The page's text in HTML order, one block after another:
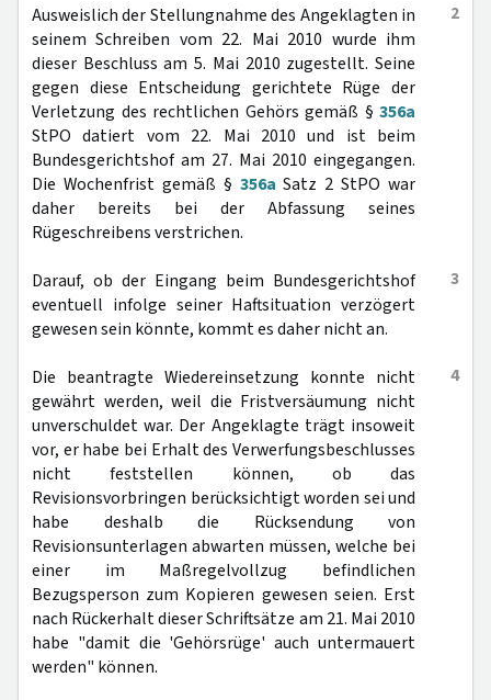
2
Ausweislich der Stellungnahme des Angeklagten in
seinem Schreiben vom 22. Mai 2010 wurde ihm
dieser Beschluss am 5. Mai 2010 zugestellt. Seine
gegen diese Entscheidung gerichtete Rüge der
Verletzung des rechtlichen Gehörs gemäß § 356a
StPO datiert vom 22. Mai 2010 und ist beim
Bundesgerichtshof am 27. Mai 2010 eingegangen.
Die Wochenfrist gemäß § 356a Satz 2 StPO war
daher bereits bei der Abfassung seines
Rügeschreibens verstrichen.
3
Darauf, ob der Eingang beim Bundesgerichtshof
eventuell infolge seiner Haftsituation verzögert
gewesen sein könnte, kommt es daher nicht an.
4
Die beantragte Wiedereinsetzung konnte nicht
gewährt werden, weil die Fristversäumung nicht
unverschuldet war. Der Angeklagte trägt insoweit
vor, er habe bei Erhalt des Verwerfungsbeschlusses
nicht feststellen können, ob das
Revisionsvorbringen berücksichtigt worden sei und
habe deshalb die Rücksendung von
Revisionsunterlagen abwarten müssen, welche bei
einer im Maßregelvollzug befindlichen
Bezugsperson zum Kopieren gewesen seien. Erst
nach Rückerhalt dieser Schriftsätze am 21. Mai 2010
habe "damit die 'Gehörsrüge' auch untermauert
werden" können.